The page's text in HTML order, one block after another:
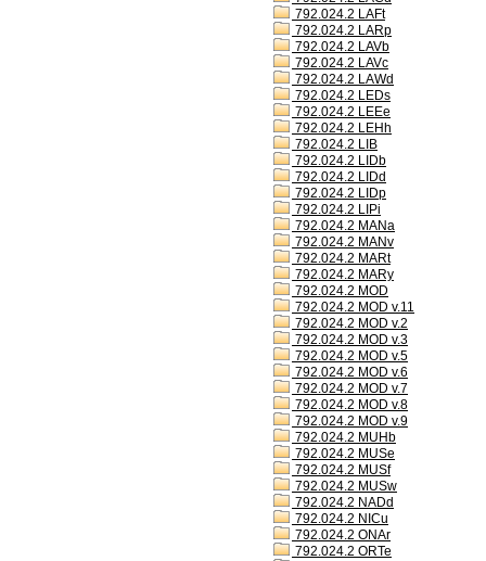
792.024.2 LAFt
792.024.2 LARp
792.024.2 LAVb
792.024.2 LAVc
792.024.2 LAWd
792.024.2 LEDs
792.024.2 LEEe
792.024.2 LEHh
792.024.2 LIB
792.024.2 LIDb
792.024.2 LIDd
792.024.2 LIDp
792.024.2 LIPi
792.024.2 MANa
792.024.2 MANv
792.024.2 MARt
792.024.2 MARy
792.024.2 MOD
792.024.2 MOD v.11
792.024.2 MOD v.2
792.024.2 MOD v.3
792.024.2 MOD v.5
792.024.2 MOD v.6
792.024.2 MOD v.7
792.024.2 MOD v.8
792.024.2 MOD v.9
792.024.2 MUHb
792.024.2 MUSe
792.024.2 MUSf
792.024.2 MUSw
792.024.2 NADd
792.024.2 NICu
792.024.2 ONAr
792.024.2 ORTe